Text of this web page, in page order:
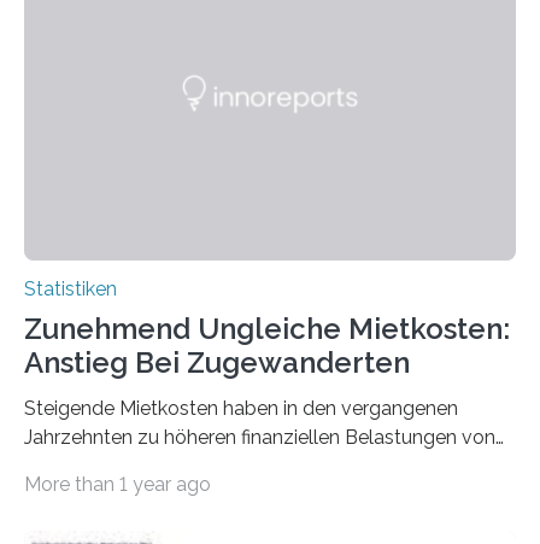
Statistiken
Zunehmend Ungleiche Mietkosten:
Anstieg Bei Zugewanderten
Steigende Mietkosten haben in den vergangenen
Jahrzehnten zu höheren finanziellen Belastungen von
Bundesinstitut für Bevölkerungsforschung (BiB)
More than 1 year ago